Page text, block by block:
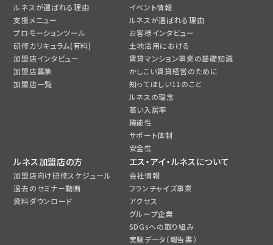
ルネスが選ばれる理由
支援メニュー
プロモーションツール
研修カリキュラム(有料)
加盟店インタビュー
加盟店募集
加盟店一覧
イベント情報
ルネスが選ばれる理由
お客様インタビュー
土地活用における
賃貸マンション事業の基礎知識
かしこい賃貸経営のために
知ってほしい11のこと
ルネスの理念
高い入居率
機能性
サポート体制
安全性
ルネス加盟店の方
加盟店向け研修スケジュール
過去のセミナー動画
資料ダウンロード
エス・アイ・ルネスについて
会社情報
フランチャイズ事業
アクセス
グループ企業
SDGsへの取り組み
実験データ（報告書）